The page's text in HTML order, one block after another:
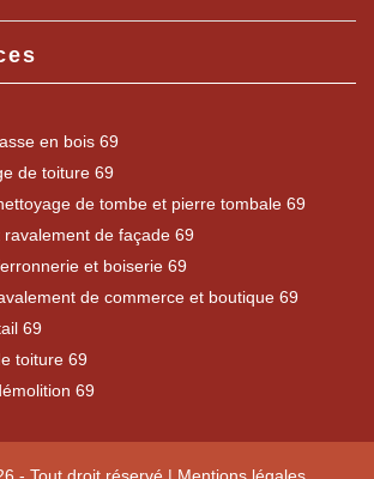
en bois 69
de toiture 69
de tombe et pierre tombale 69
ravalement de façade 69
et boiserie 69
de commerce et boutique 69
69
toiture 69
69
- Tout droit réservé | Mentions légales